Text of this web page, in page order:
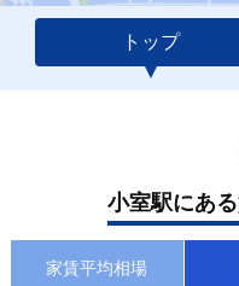
トップ
小室駅にあ
家賃平均相場